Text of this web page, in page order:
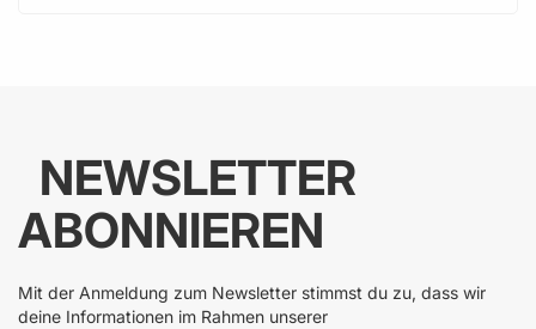
NEWSLETTER
ABONNIEREN
Mit der Anmeldung zum Newsletter stimmst du zu, dass wir
deine Informationen im Rahmen unserer